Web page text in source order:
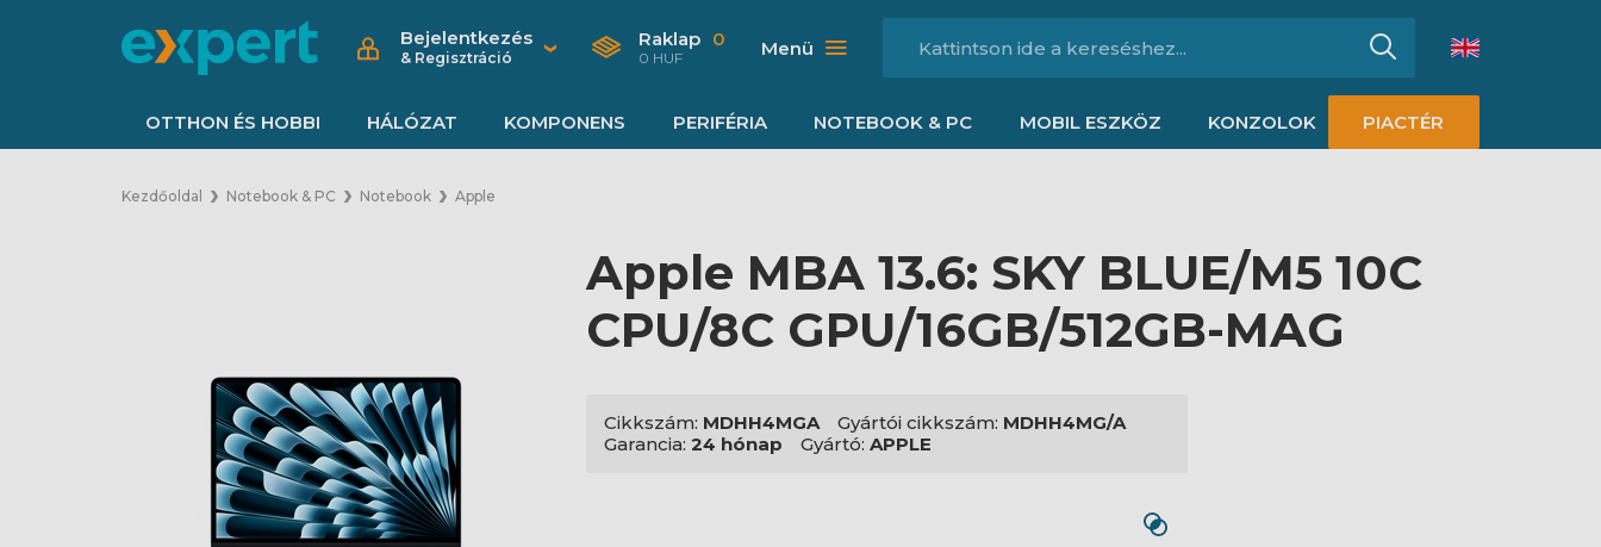
Bejelentkezés
& Regisztráció
Raklap 0
0 HUF Menü
OTTHON ÉS HOBBI HÁLÓZAT KOMPONENS PERIFÉRIA NOTEBOOK & PC MOBIL ESZKÖZ KONZOLOK PIACTÉR
Kezdőoldal Notebook & PC Notebook Apple
Apple MBA 13.6: SKY BLUE/M5 10C
CPU/8C GPU/16GB/512GB-MAG
Cikkszám: MDHH4MGA Gyártói cikkszám: MDHH4MG/A
Garancia: 24 hónap Gyártó: APPLE